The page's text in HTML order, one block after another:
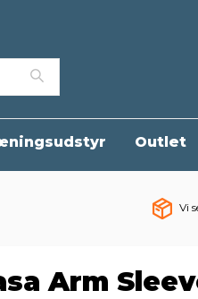
Outlet
Vi
Arm